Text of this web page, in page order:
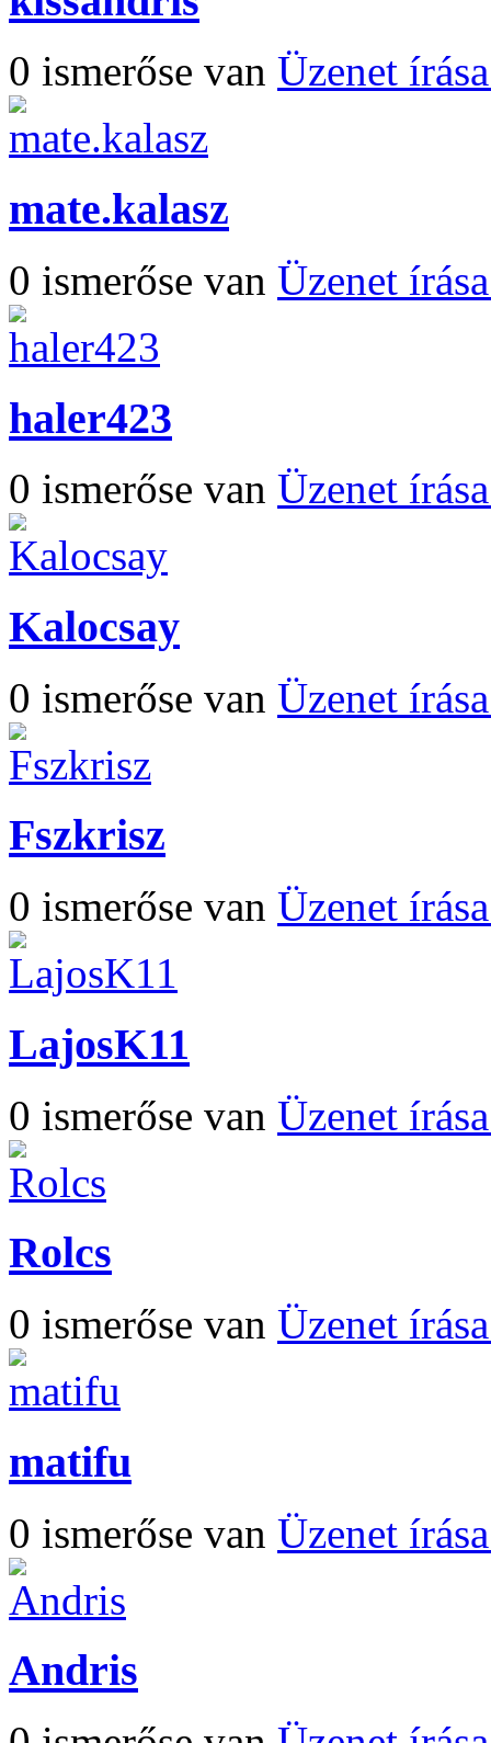
0 ismerőse van Üzenet
mate.kalasz
0 ismerőse van Üzenet
haler423
0 ismerőse van Üzenet
Kalocsay
0 ismerőse van Üzenet
Fszkrisz
0 ismerőse van Üzenet
LajosK11
0 ismerőse van Üzenet
Rolcs
0 ismerőse van Üzenet
matifu
0 ismerőse van Üzenet
Andris